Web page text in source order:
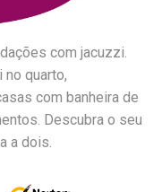
com jacuzzi.
quarto,
com banheira de
Descubra o seu
a dois.